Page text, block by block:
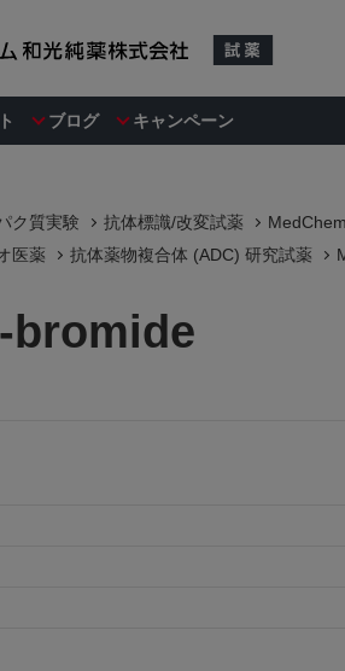
ブログ キャンペーン
ク質実験 抗体標識/改変試薬
医薬 抗体薬物複合体 (ADC) 研究試薬
bromide